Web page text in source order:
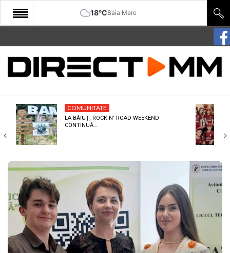
18°CBaia Mare
START
COMUNITATE
CULTURA
ECONOMIE
SANATATE
SPORT
SPECIAL
POLITIC
LIFE
COMUNITATE
LA BĂIUȚ, ROCK N’ ROAD WEEKEND
CONTINUĂ…